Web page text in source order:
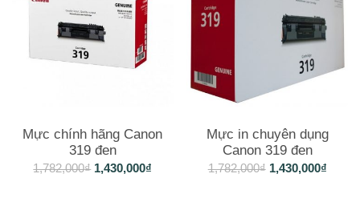
Mực chính hãng Canon
319 đen
1,782,000₫ 1,430,000₫
Mực in chuyên dụng
Canon 319 đen
1,782,000₫ 1,430,000₫